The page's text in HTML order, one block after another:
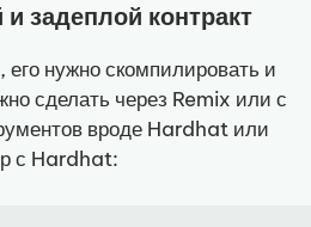
задеплой контракт
его нужно скомпилировать и
сделать через Remix или с
вроде Hardhat или
с Hardhat: